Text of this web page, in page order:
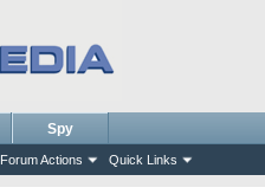
Forum Actions Quick Links
Spy